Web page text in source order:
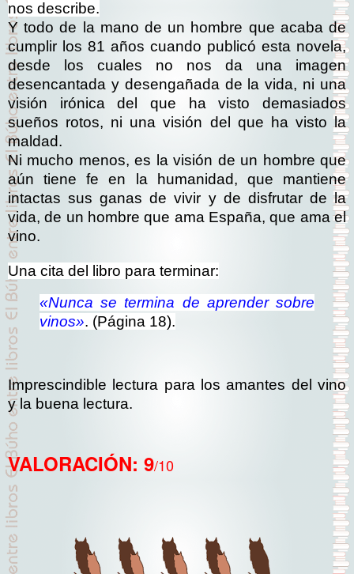
nos describe.
Y todo de la mano de un hombre que acaba de
cumplir los 81 años cuando publicó esta novela,
desde los cuales no nos da una imagen
desencantada y desengañada de la vida, ni una
visión irónica del que ha visto demasiados
sueños rotos, ni una visión del que ha visto la
maldad.
Ni mucho menos, es la visión de un hombre que
aún tiene fe en la humanidad, que mantiene
intactas sus ganas de vivir y de disfrutar de la
vida, de un hombre que ama España, que ama el
vino.
Una cita del libro para terminar:
«Nunca se termina de aprender sobre
vinos». (Página 18).
Imprescindible lectura para los amantes del vino
y la buena lectura.
VALORACIÓN: 9/10